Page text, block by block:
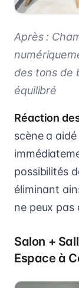
Après :
des tons de
équilibré
Réaction
scène a
possibilités
éliminant
ne peux pas
Salon +
Espace à